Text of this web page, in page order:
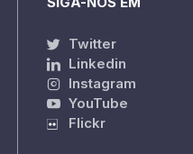
Twitter
Linkedin
Instagram
YouTube
Flickr